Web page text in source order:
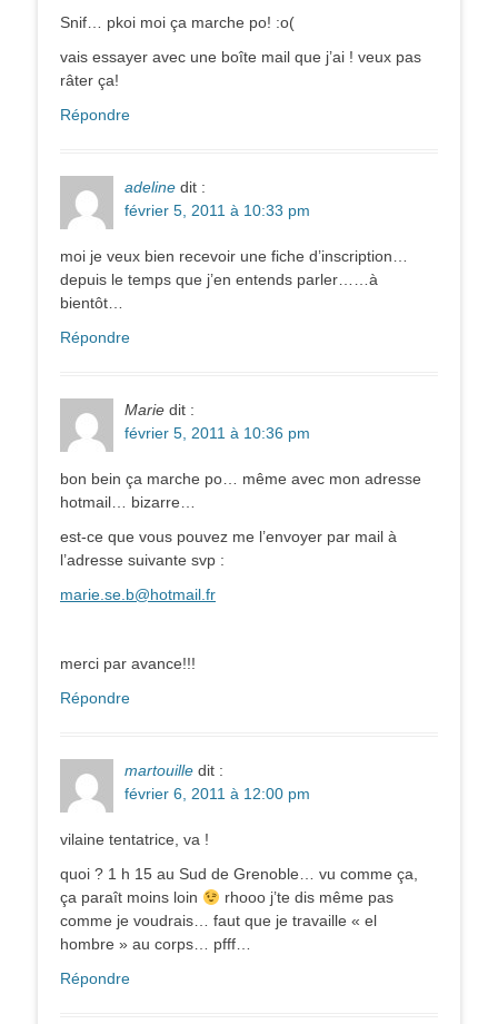
Snif… pkoi moi ça marche po! :o(
vais essayer avec une boîte mail que j’ai ! veux pas
râter ça!
Répondre
adeline dit :
février 5, 2011 à 10:33 pm
moi je veux bien recevoir une fiche d’inscription…
depuis le temps que j’en entends parler……à
bientôt…
Répondre
Marie dit :
février 5, 2011 à 10:36 pm
bon bein ça marche po… même avec mon adresse
hotmail… bizarre…
est-ce que vous pouvez me l’envoyer par mail à
l’adresse suivante svp :
marie.se.b@hotmail.fr
merci par avance!!!
Répondre
martouille dit :
février 6, 2011 à 12:00 pm
vilaine tentatrice, va !
quoi ? 1 h 15 au Sud de Grenoble… vu comme ça,
ça paraît moins loin
rhooo j’te dis même pas
comme je voudrais… faut que je travaille « el
hombre » au corps… pfff…
Répondre